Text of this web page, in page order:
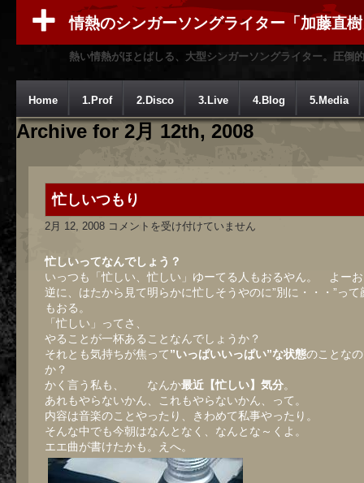
情熱のシンガーソングライター「加藤直
熱い情熱がほとばしる、大型シンガーソングライター。圧倒
Home 1.Prof 2.Disco 3.Live 4.Blog 5.Media
Archive for 2月 12th, 2008
忙しいつもり
2月 12, 2008 忙
つ
も
り
は
コメントを受け付けていません
忙しいってなんでしょう？
いっつも「忙しい、忙しい」ゆーてる人もおるやん。 よー
逆に、はたから見て明らかに忙しそうやのに”別に・・・”って
もおる。
「忙しい」ってさ、
やることが一杯あることなんでしょうか？
それとも気持ちが焦って”いっぱいいっぱい”な状態のことな
か？
かく言う私も、 なんか最近【忙しい】気分。
あれもやらないかん、これもやらないかん、って。
内容は音楽のことやったり、きわめて私事やったり。
そんな中でも今朝はなんとなく、なんとな～くよ。
エエ曲が書けたかも。えへ。